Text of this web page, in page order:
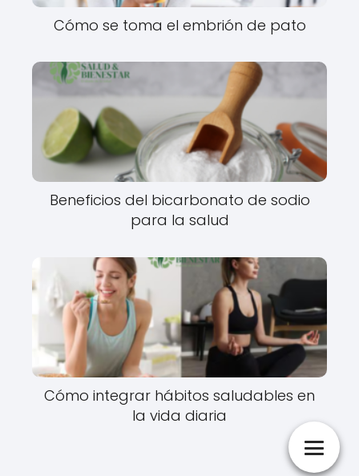
Cómo se toma el embrión de pato
Beneficios del bicarbonato de sodio
para la salud
Cómo integrar hábitos saludables en
la vida diaria